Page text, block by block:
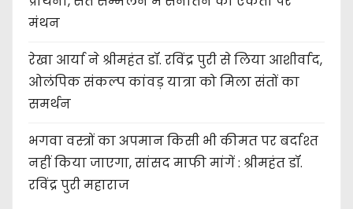
मंथन
रेखा आर्या ने श्रीमहंत डॉ. रविंद्र पुरी से लिया आशीर्वाद,
ओलंपिक संकल्प कांवड़ यात्रा को मिला संतों का
समर्थन
भगवा वस्त्रों का अपमान किसी भी कीमत पर बर्दाश्त
नहीं किया जाएगा, सांसद माफी मांगें : श्रीमहंत डॉ.
रविंद्र पुरी महाराज